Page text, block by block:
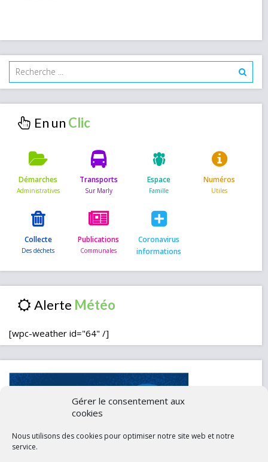
Gérer le consentement aux
cookies
Nous utilisons des cookies pour optimiser notre site web et notre
service.
En un
Démarches Transports Espace Numéros
Collecte Publications
Coronavirus
informations
Alerte
[wpc-weather id="64" /]